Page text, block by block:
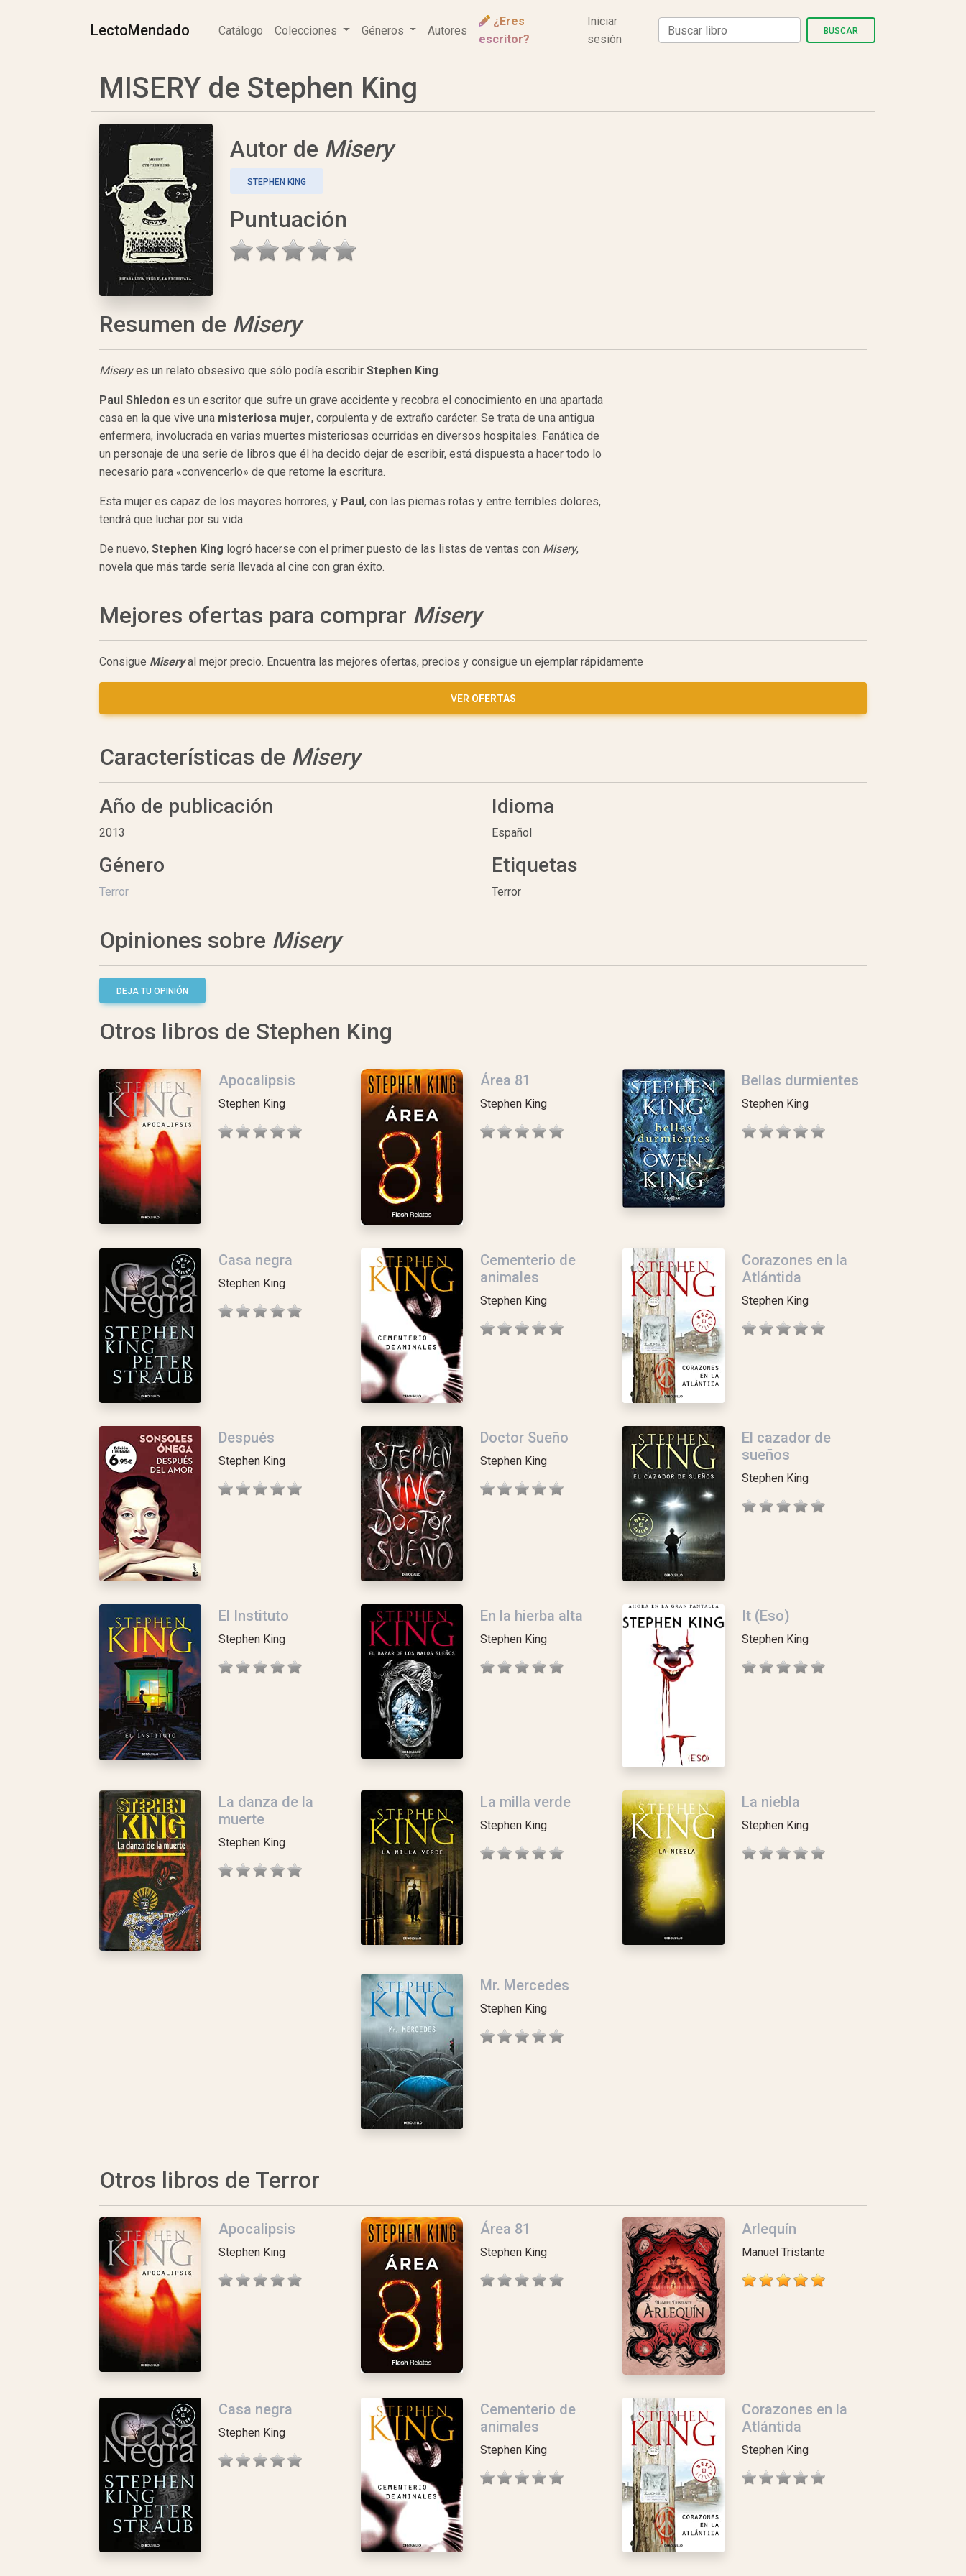
LectoMendado Catálogo Colecciones Géneros Autores
¿Eres
escritor?
Iniciar
sesión
BUSCAR
MISERY de Stephen King
Autor de Misery
STEPHEN KING
Puntuación
Resumen de Misery
Miseryes un relato obsesivo que sólo podía escribir Stephen King.
Paul Shledon es un escritor que sufre un grave accidente y recobra el conocimiento en una apartada
casa en la que vive una misteriosa mujer, corpulenta y de extraño carácter. Se trata de una antigua
enfermera, involucrada en varias muertes misteriosas ocurridas en diversos hospitales. Fanática de
un personaje de una serie de libros que él ha decido dejar de escribir, está dispuesta a hacer todo lo
necesario para «convencerlo» de que retome la escritura.
Esta mujer es capaz de los mayores horrores, y Paul , con las piernas rotas y entre terribles dolores,
tendrá que luchar por su vida.
De nuevo, Stephen King logró hacerse con el primer puesto de las listas de ventas con Misery,
novela que más tarde sería llevada al cine con gran éxito.
Mejores ofertas para comprar Misery
Consigue Miseryal mejor precio. Encuentra las mejores ofertas, precios y consigue un ejemplar rápidamente
VER OFERTAS
Características de Misery
Año de publicación
2013
Idioma
Español
Género
Terror
Etiquetas
Terror
Opiniones sobre Misery
DEJA TU OPINIÓN
Otros libros de Stephen King
Apocalipsis
Stephen King
Área 81
Stephen King
Bellas durmientes
Stephen King
Casa negra
Stephen King
Cementerio de
animales
Stephen King
Corazones en la
Atlántida
Stephen King
Después
Stephen King
Doctor Sueño
Stephen King
El cazador de
sueños
Stephen King
El Instituto
Stephen King
En la hierba alta
Stephen King
It (Eso)
Stephen King
La danza de la
muerte
Stephen King
La milla verde
Stephen King
La niebla
Stephen King
Mr. Mercedes
Stephen King
Otros libros de Terror
Apocalipsis
Stephen King
Área 81
Stephen King
Arlequín
Manuel Tristante
Casa negra
Stephen King
Cementerio de
animales
Stephen King
Corazones en la
Atlántida
Stephen King